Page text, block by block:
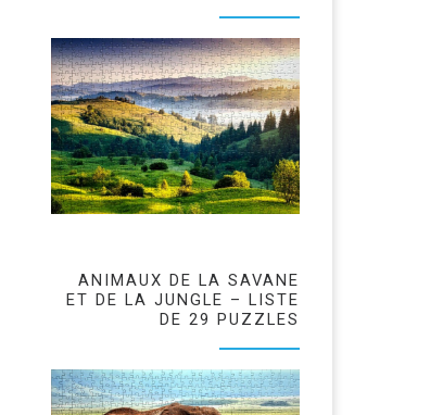
ANIMAUX DE LA SAVANE
ET DE LA JUNGLE – LISTE
DE 29 PUZZLES